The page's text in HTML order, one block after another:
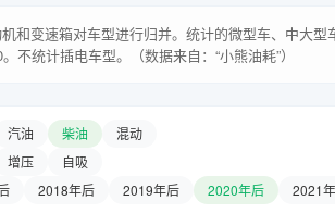
和变速箱对车型进行归并。统计的微型车、中大
不统计插电车型。（数据来自：“小熊油耗”）
汽油 柴油 混动
增压 自吸
2018年后 2019年后 2020年后 2021